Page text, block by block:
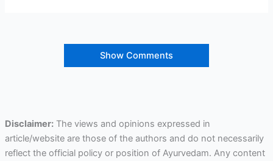
Show Comments
Disclaimer:The views and opinions expressed in
article/website are those of the authors and do not necessarily
reflect the official policy or position of Ayurvedam. Any content